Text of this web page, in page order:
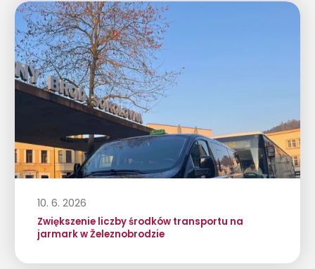
10. 6. 2026
Zwiększenie liczby środków transportu na
jarmark w Železnobrodzie